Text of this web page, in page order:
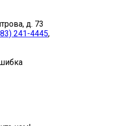
д. 73
241-4445,